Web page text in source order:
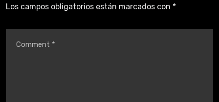
Los campos obligatorios están marcados con *